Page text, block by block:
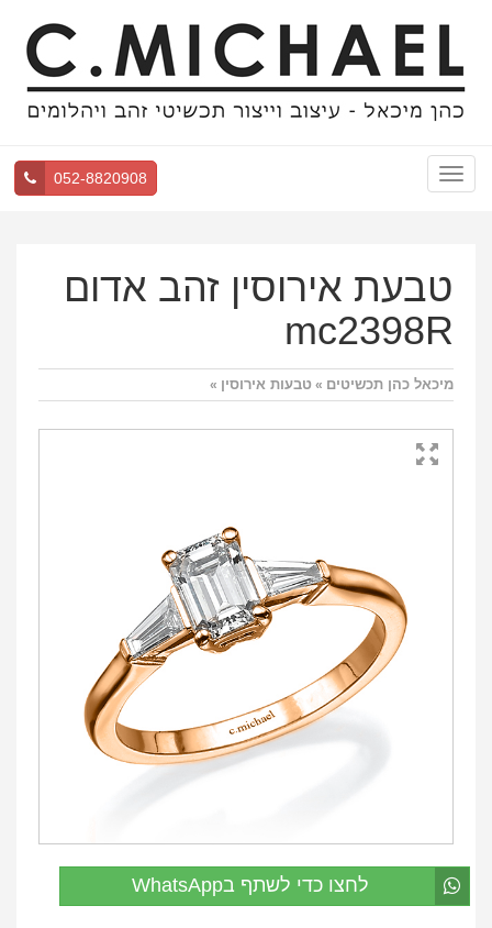
Toggle
navigation
052-8820908
טבעת אירוסין זהב אדום
mc2398R
מיכאל כהן תכשיטים » טבעות אירוסין »
לחצו כדי לשתף בWhatsApp